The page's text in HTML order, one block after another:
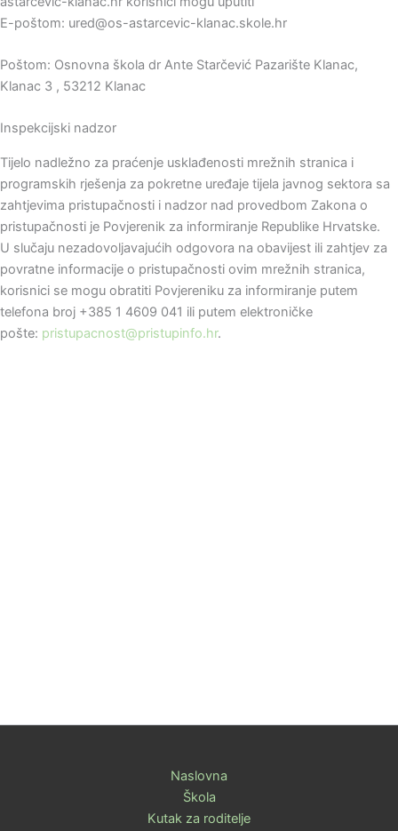
E-poštom: ured@os-astarcevic-klanac.skole.hr
Poštom: Osnovna škola dr Ante Starčević Pazarište Klanac,
Klanac 3 , 53212 Klanac
Inspekcijski nadzor
Tijelo nadležno za praćenje usklađenosti mrežnih stranica i
programskih rješenja za pokretne uređaje tijela javnog sektora sa
zahtjevima pristupačnosti i nadzor nad provedbom Zakona o
pristupačnosti je Povjerenik za informiranje Republike Hrvatske.
U slučaju nezadovoljavajućih odgovora na obavijest ili zahtjev za
povratne informacije o pristupačnosti ovim mrežnih stranica,
korisnici se mogu obratiti Povjereniku za informiranje putem
telefona broj +385 1 4609 041 ili putem elektroničke
pošte: pristupacnost@pristupinfo.hr.
Naslovna
Škola
Kutak za roditelje